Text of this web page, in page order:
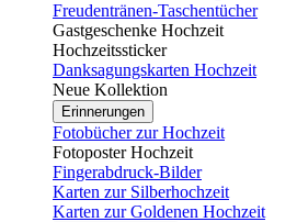
Freudentränen-Taschentücher
Gastgeschenke Hochzeit
Hochzeitssticker
Danksagungskarten Hochzeit
Neue Kollektion
Erinnerungen
Fotobücher zur Hochzeit
Fotoposter Hochzeit
Fingerabdruck-Bilder
Karten zur Silberhochzeit
Karten zur Goldenen Hochzeit